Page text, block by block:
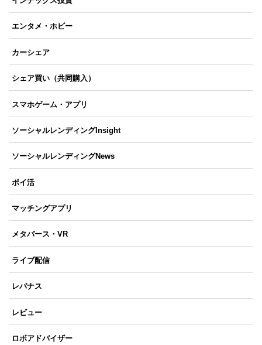
エンタメ・ホビー
カーシェア
シェア買い（共同購入）
スマホゲーム・アプリ
ソーシャルレンディングInsight
ソーシャルレンディングNews
ポイ活
マッチングアプリ
メタバース・VR
ライブ配信
レバナス
レビュー
ロボアドバイザー